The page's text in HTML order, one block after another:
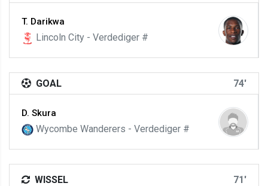
T. Darikwa
Lincoln City - Verdediger #
GOAL 74'
D. Skura
Wycombe Wanderers - Verdediger #
WISSEL 71'